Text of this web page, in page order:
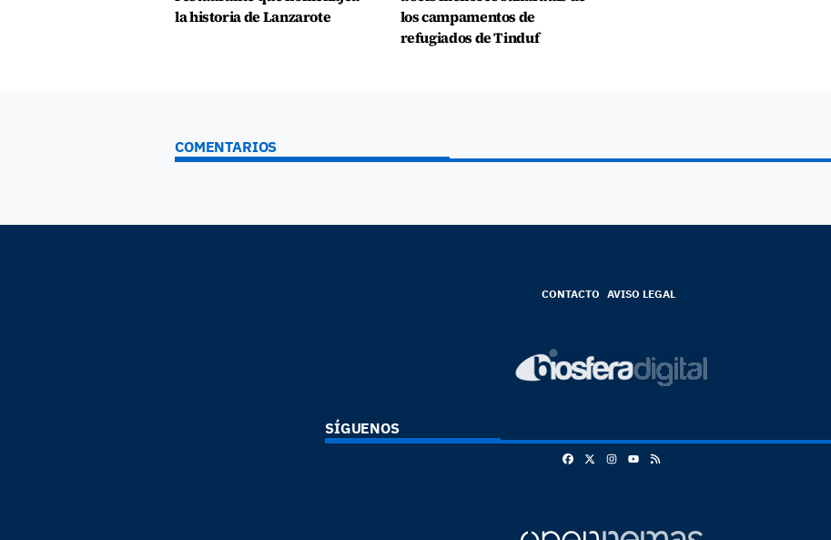
la historia de Lanzarote
los campamentos de
refugiados de Tinduf
COMENTARIOS
CONTACTO AVISO LEGAL
SÍGUENOS
FacebookInstagram